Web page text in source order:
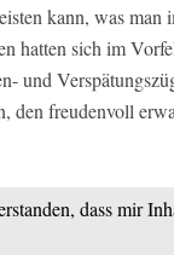
kann, was man
hatten sich im
und
den freudenvoll
dass mir